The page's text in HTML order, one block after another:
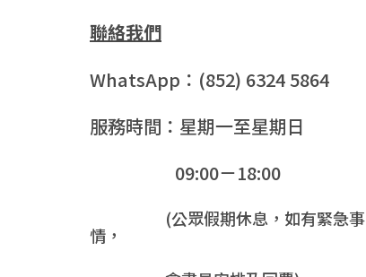
聯絡我們
WhatsApp：(852) 6324 5864
服務時間：星期一至星期日
09:00－18:00
(公眾假期休息，如有緊急事
情，